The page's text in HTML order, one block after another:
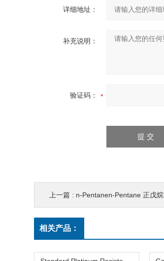
详细地址：
补充说明：
验证码：
上一篇 : n-Pentanen-Pentane 正戊烷
相关产品：